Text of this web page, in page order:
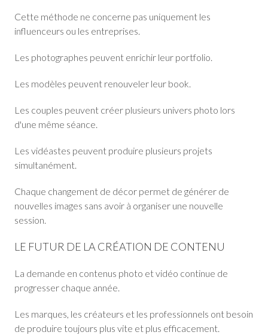
Cette méthode ne concerne pas uniquement les
influenceurs ou les entreprises.
Les photographes peuvent enrichir leur portfolio.
Les modèles peuvent renouveler leur book.
Les couples peuvent créer plusieurs univers photo lors
d'une même séance.
Les vidéastes peuvent produire plusieurs projets
simultanément.
Chaque changement de décor permet de générer de
nouvelles images sans avoir à organiser une nouvelle
session.
LE FUTUR DE LA CRÉATION DE CONTENU
La demande en contenus photo et vidéo continue de
progresser chaque année.
Les marques, les créateurs et les professionnels ont besoin
de produire toujours plus vite et plus efficacement.